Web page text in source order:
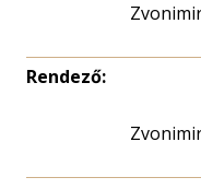
Rendező: